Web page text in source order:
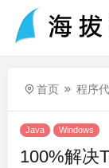
首页 程序
Java Windows
100%解决